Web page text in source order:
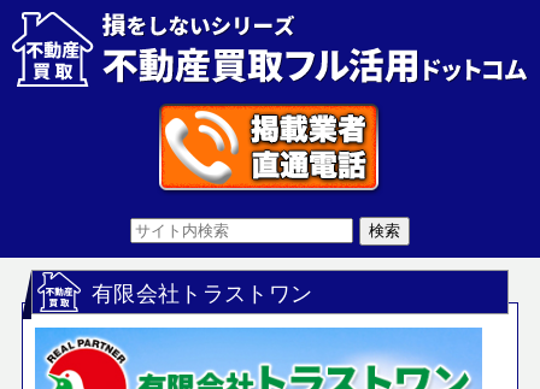
有限会社トラストワン